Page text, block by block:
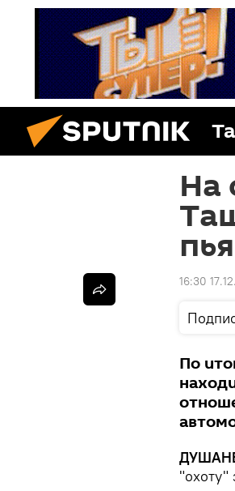
На
16:30
По
"охоту"